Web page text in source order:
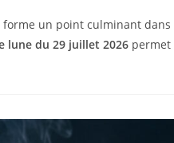
un point culminant
lune du 29 juillet 2026 permet